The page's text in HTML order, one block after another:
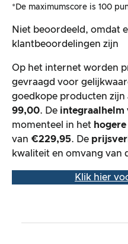
*De maximumscore is 100
Niet beoordeeld, omdat
klantbeoordelingen zijn
Op het internet worden
gevraagd voor
goedkope producten zijn
99,00. De integraalhelm
momenteel in het
van €229,95. De
kwaliteit en omvang van
Klik hier